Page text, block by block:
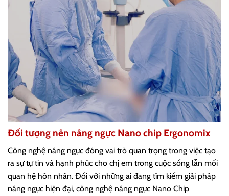
Đối tượng nên nâng ngực Nano chip Ergonomix
Công nghệ nâng ngực đóng vai trò quan trọng trong việc tạo
ra sự tự tin và hạnh phúc cho chị em trong cuộc sống lẫn mối
quan hệ hôn nhân. Đối với những ai đang tìm kiếm giải pháp
nâng ngực hiện đại, công nghệ nâng ngực Nano Chip